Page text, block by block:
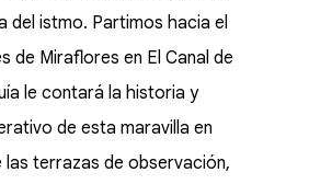
del istmo. Partimos hacia el
de Miraflores en El Canal de
le contará la historia y
de esta maravilla en
las terrazas de observación,